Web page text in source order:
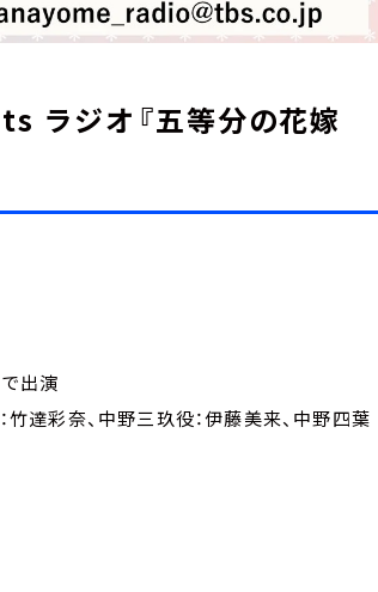
ラジオ『五等分の花嫁
出演
竹達彩奈、中野三玖役：伊藤美来、中野四葉